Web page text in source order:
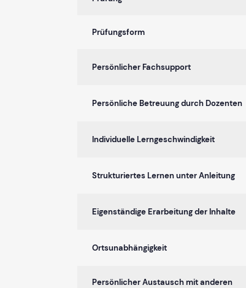
Prüfungsform
Persönlicher Fachsupport
Persönliche Betreuung durch Dozenten
Individuelle Lerngeschwindigkeit
Strukturiertes Lernen unter Anleitung
Eigenständige Erarbeitung der Inhalte
Ortsunabhängigkeit
Persönlicher Austausch mit anderen